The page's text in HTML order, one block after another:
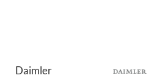
Daimler